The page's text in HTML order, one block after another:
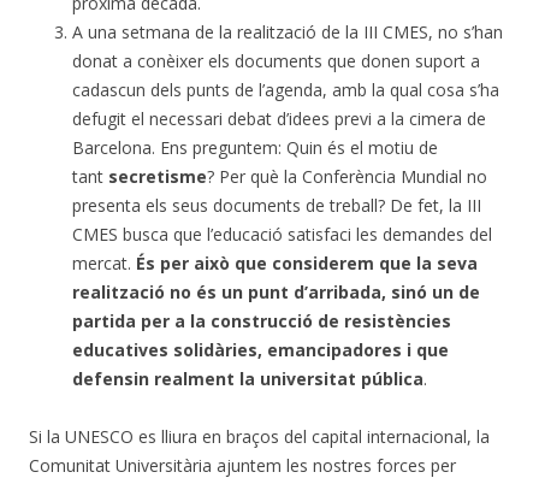
A una setmana de la realització de la III CMES, no s’han
donat a conèixer els documents que donen suport a
cadascun dels punts de l’agenda, amb la qual cosa s’ha
defugit el necessari debat d’idees previ a la cimera de
Barcelona. Ens preguntem: Quin és el motiu de
tant secretisme? Per què la Conferència Mundial no
presenta els seus documents de treball? De fet, la III
CMES busca que l’educació satisfaci les demandes del
mercat. És per això que considerem que la seva
realització no és un punt d’arribada, sinó un de
partida per a la construcció de resistències
educatives solidàries, emancipadores i que
defensin realment la universitat pública.
Si la UNESCO es lliura en braços del capital internacional, la
Comunitat Universitària ajuntem les nostres forces per